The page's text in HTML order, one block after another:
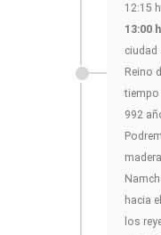
12:15
13:00
ciudad
Reino
tiempo
992
hacia el
los